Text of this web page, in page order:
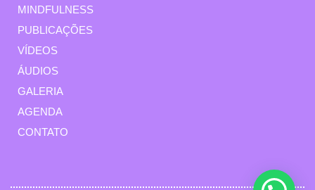
MINDFULNESS
PUBLICAÇÕES
VÍDEOS
ÁUDIOS
GALERIA
AGENDA
CONTATO